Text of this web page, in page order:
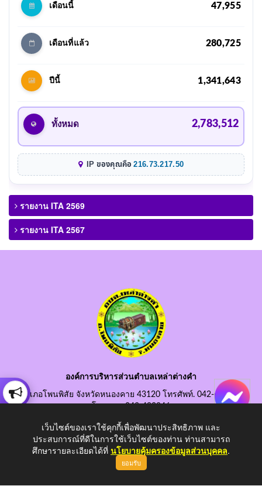
เดือนนี้ 47,955
เดือนที่แล้ว 280,725
ปีนี้ 1,341,643
ทั้งหมด 2,783,512
IP ของคุณคือ216.73.217.50
รายงาน ITA 2569
รายงาน ITA 2567
องค์การบริหารส่วนตำบลเหล่าต่างคำ
อำเภอโพนพิสัย จังหวัดหนองคาย 43120 โทรศัพท์. 042-490845
โทรสาร. 042-490846
อีเมลกลาง. saraban@laotangkham.go.th
เว็บไซต์ของเราใช้คุกกี้เพื่อพัฒนาประสิทธิภาพ และ
ประสบการณ์ที่ดีในการใช้เว็บไซต์ของท่าน ท่านสามารถ
ศึกษารายละเอียดได้ที่ นโยบายคุ้มครองข้อมูลส่วนบุคคล.
ยอมรับ